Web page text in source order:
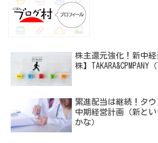
株主還元強化！新中
株】TAKARA&CPMPANY
累進配当は継続！タウ
中期経営計画（新と
かな）